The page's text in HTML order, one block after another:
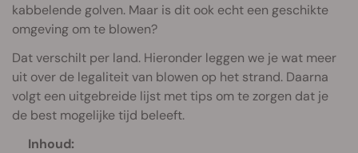
kabbelende golven. Maar is dit ook echt een geschikte
omgeving om te blowen?
Dat verschilt per land. Hieronder leggen we je wat meer
uit over de legaliteit van blowen op het strand. Daarna
volgt een uitgebreide lijst met tips om te zorgen dat je
de best mogelijke tijd beleeft.
Inhoud: